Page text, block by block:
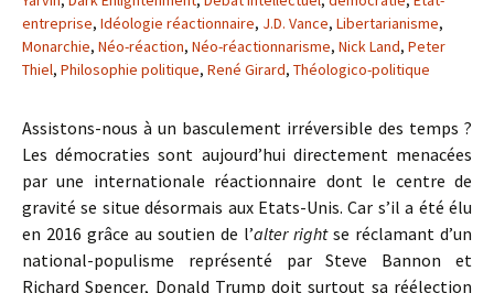
entreprise, Idéologie réactionnaire, J.D. Vance, Libertarianisme,
Monarchie, Néo-réaction, Néo-réactionnarisme, Nick Land, Peter
Thiel, Philosophie politique, René Girard, Théologico-politique
Assistons-nous à un basculement irréversible des temps ?
Les démocraties sont aujourd’hui directement menacées
par une internationale réactionnaire dont le centre de
gravité se situe désormais aux Etats-Unis. Car s’il a été élu
en 2016 grâce au soutien de l’alter rightse réclamant d’un
national-populisme représenté par Steve Bannon et
Richard Spencer, Donald Trump doit surtout sa réélection